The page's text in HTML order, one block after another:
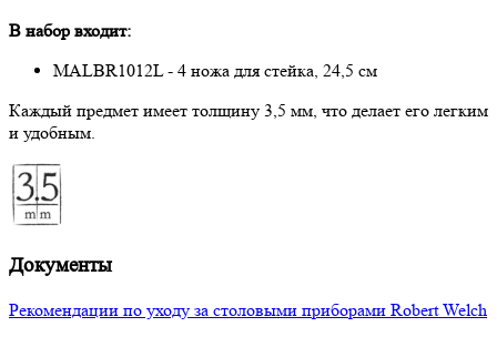
В набор входит:
MALBR1012L - 4 ножа для стейка, 24,5 см
Каждый предмет имеет толщину 3,5 мм, что делает его легким
и удобным.
Документы
Рекомендации по уходу за столовыми приборами Robert Welch